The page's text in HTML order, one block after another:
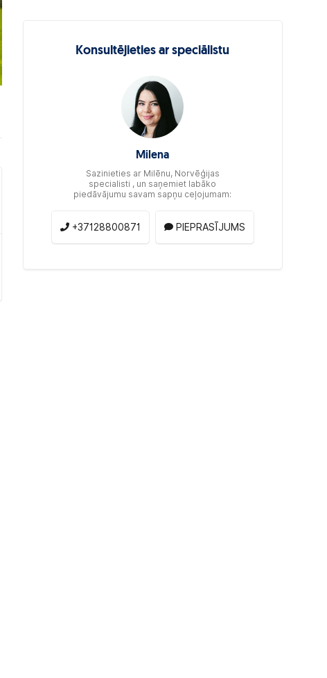
Konsultējieties ar speciālistu
Milena
Sazinieties ar Milēnu, Norvēģijas
specialisti , un saņemiet labāko
piedāvājumu savam sapņu ceļojumam:
+37128800871 PIEPRASĪJUMS